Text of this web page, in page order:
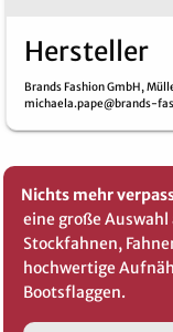
Hersteller
Brands Fashion GmbH,
michaela.pape@brands-
Nichts mehr
eine große Auswahl
Stockfahnen,
hochwertige
Bootsflaggen.